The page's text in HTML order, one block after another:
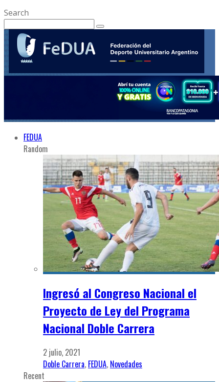
Search
FEDUA
Random
Ingresó al Congreso Nacional el
Proyecto de Ley del Programa
Nacional Doble Carrera
2 julio, 2021
Doble Carrera, FEDUA, Novedades
Recent